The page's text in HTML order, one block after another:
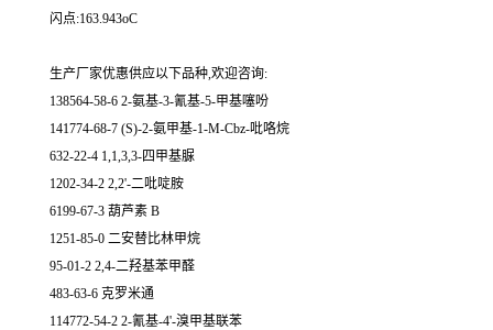
闪点:163.943oC
生产厂家优惠供应以下品种,欢迎咨询:
138564-58-6 2-氨基-3-氰基-5-甲基噻吩
141774-68-7 (S)-2-氨甲基-1-M-Cbz-吡咯烷
632-22-4 1,1,3,3-四甲基脲
1202-34-2 2,2'-二吡啶胺
6199-67-3 葫芦素 B
1251-85-0 二安替比林甲烷
95-01-2 2,4-二羟基苯甲醛
483-63-6 克罗米通
114772-54-2 2-氰基-4'-溴甲基联苯